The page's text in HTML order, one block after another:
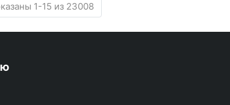
1-15 из 23008